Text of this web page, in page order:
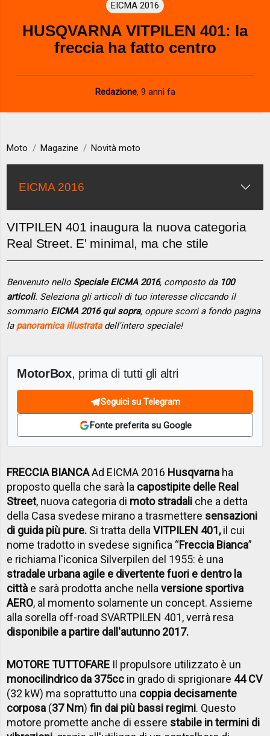
EICMA 2016
HUSQVARNA VITPILEN 401: la
freccia ha fatto centro
Redazione, 9 anni fa
Moto Magazine Novità moto
EICMA 2016
VITPILEN 401 inaugura la nuova categoria
Real Street. E' minimal, ma che stile
Benvenuto nello Speciale EICMA 2016, composto da 100
articoli. Seleziona gli articoli di tuo interesse cliccando il
sommario EICMA 2016 qui sopra, oppure scorri a fondo pagina
la panoramica illustratadell'intero speciale!
MotorBox, prima di tutti gli altri
Seguici su Telegram
Fonte preferita su Google
FRECCIA BIANCAAd EICMA 2016 Husqvarna ha
proposto quella che sarà la capostipite delle Real
Street, nuova categoria di moto stradali che a detta
della Casa svedese mirano a trasmettere sensazioni
di guida più pure. Si tratta dellaVITPILEN 401,il cui
nome tradotto in svedese significa “Freccia Bianca”
e richiama l'iconica Silverpilen del 1955: è una
stradale urbana agile e divertente fuori e dentro la
città e sarà prodotta anche nellaversione sportiva
AERO, al momento solamente un concept. Assieme
alla sorella off-road SVARTPILEN 401, verrà resa
disponibile a partire dall'autunno 2017.
MOTORE TUTTOFARE Il propulsore utilizzato è un
monocilindrico da 375cc in grado di sprigionare 44 CV
(32 kW) ma soprattutto una coppia decisamente
corposa (37 Nm)fin dai più bassi regimi. Questo
motore promette anche di essere stabile in termini di